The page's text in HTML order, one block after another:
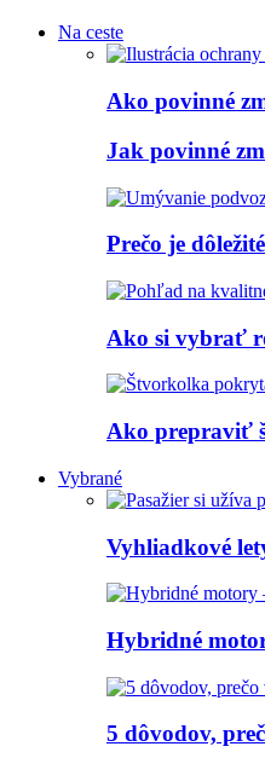
Na ceste
Ako povinné
Jak povinné
Prečo je
Ako si vybrať
Ako prepraviť
Vybrané
Vyhliadkové
Hybridné
5 dôvodov,